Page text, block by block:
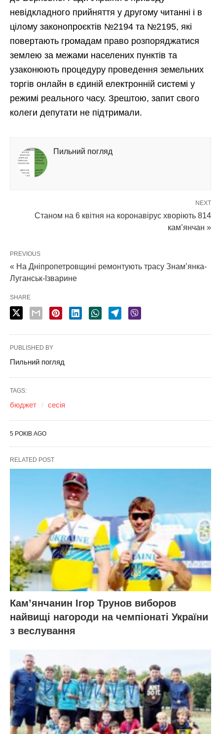
невідкладного прийняття у другому читанні і в
цілому законопроєктів №2194 та №2195, які
повертають громадам право розпоряджатися
землею за межами населених пунктів та
узаконюють процедуру проведення земельних
торгів онлайн в єдиній електронній системі у
режимі реального часу. Зрештою, запит свого
колеги депутати не підтримали.
Пильний погляд
NEXT
Станом на 6 квітня на коронавірус хворіють 814
кам’янчан »
PREVIOUS
« На Дніпропетровщині ремонтують трасу Знам’янка-
Луганськ-Ізварине
SHARE
PUBLISHED BY
Пильний погляд
TAGS:
бюджет сесія
5 РОКІВ AGO
RELATED POST
Кам’янчанин Ігор Трунов виборов
найвищі нагороди на чемпіонаті України
з веслування